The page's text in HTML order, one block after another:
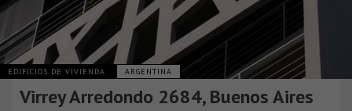
EDIFICIOS DE VIVIENDA ARGENTINA
Virrey Arredondo 2684, Buenos Aires